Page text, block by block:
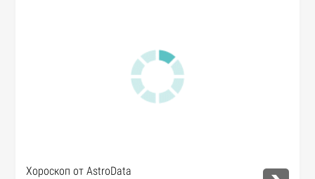
Хороскоп от AstroData